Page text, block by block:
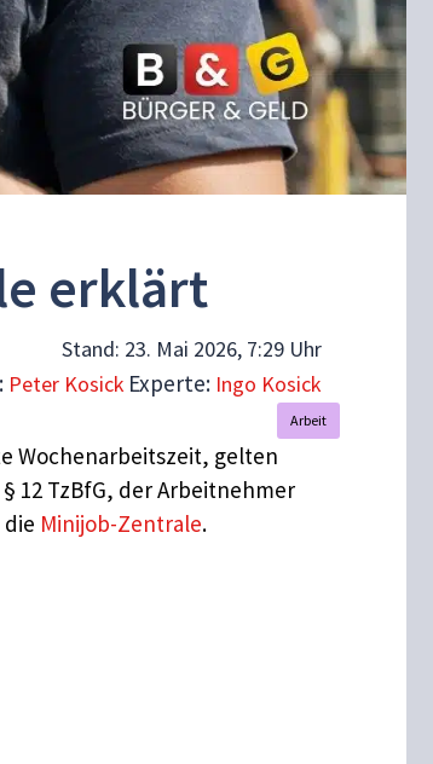
erklärt
Stand: 23. Mai 2026, 7:29 Uhr
Peter Kosick Experte: Ingo Kosick
Arbeit
Wochenarbeitszeit, gelten
12 TzBfG, der Arbeitnehmer
Minijob-Zentrale.